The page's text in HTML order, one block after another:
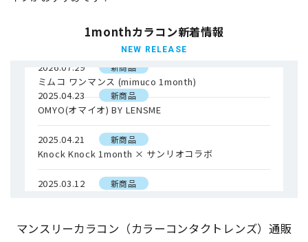
1monthカラコン新着情報
NEW RELEASE
2026.07.29 新商品
ミムコ ワンマンス (mimuco 1month)
2025.04.23
新商品
OMYO(オマイオ) BY LENSME
2025.04.21 新商品
Knock Knock 1month × サンリオコラボ
2025.03.12 新商品
2025.02.25 新商品
マンスリーカラコン（カラーコンタクトレンズ）通販